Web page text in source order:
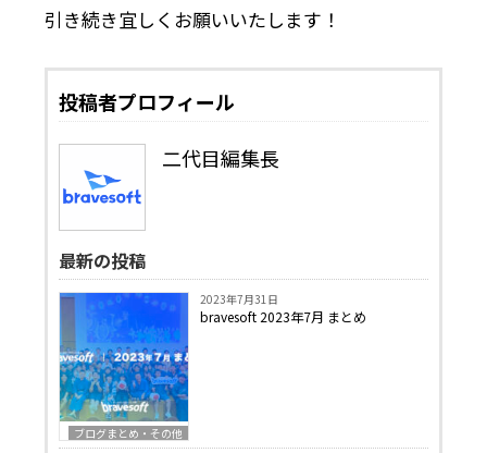
引き続き宜しくお願いいたします！
投稿者プロフィール
二代目編集長
最新の投稿
ブログまとめ・その他
2023年7月31日
bravesoft 2023年7月 まとめ